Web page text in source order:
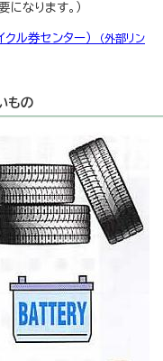
なります。）
ル券センター）
（外部リン
もの